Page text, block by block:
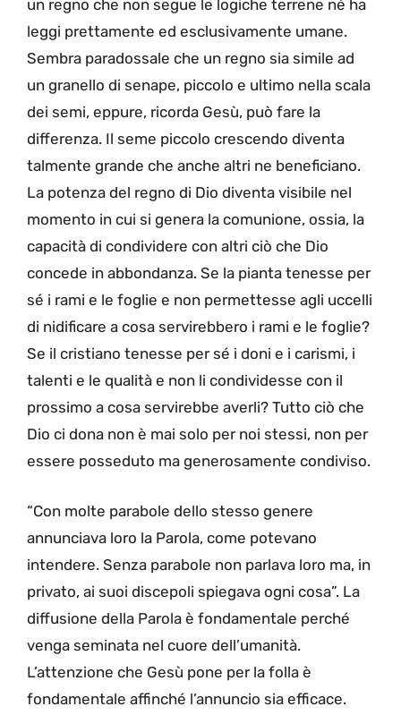
un regno che non segue le logiche terrene né ha
leggi prettamente ed esclusivamente umane.
Sembra paradossale che un regno sia simile ad
un granello di senape, piccolo e ultimo nella scala
dei semi, eppure, ricorda Gesù, può fare la
differenza. Il seme piccolo crescendo diventa
talmente grande che anche altri ne beneficiano.
La potenza del regno di Dio diventa visibile nel
momento in cui si genera la comunione, ossia, la
capacità di condividere con altri ciò che Dio
concede in abbondanza. Se la pianta tenesse per
sé i rami e le foglie e non permettesse agli uccelli
di nidificare a cosa servirebbero i rami e le foglie?
Se il cristiano tenesse per sé i doni e i carismi, i
talenti e le qualità e non li condividesse con il
prossimo a cosa servirebbe averli? Tutto ciò che
Dio ci dona non è mai solo per noi stessi, non per
essere posseduto ma generosamente condiviso.
“Con molte parabole dello stesso genere
annunciava loro la Parola, come potevano
intendere. Senza parabole non parlava loro ma, in
privato, ai suoi discepoli spiegava ogni cosa”. La
diffusione della Parola è fondamentale perché
venga seminata nel cuore dell’umanità.
L’attenzione che Gesù pone per la folla è
fondamentale affinché l’annuncio sia efficace.